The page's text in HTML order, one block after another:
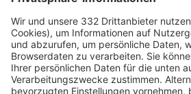
HÄUFIG BESUCHTE SEITEN
Pässe und Vereinswechsel
Trainerausbildung
Schulungsangebot Vereinsmitarbeiter